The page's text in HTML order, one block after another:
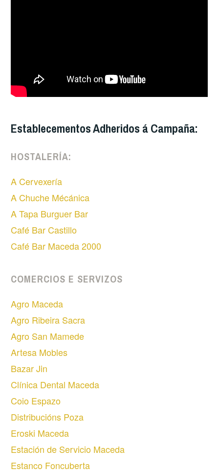
Establecementos Adheridos á Campaña:
HOSTALERÍA:
A Cervexería
A Chuche Mécánica
A Tapa Burguer Bar
Café Bar Castillo
Café Bar Maceda 2000
COMERCIOS E SERVIZOS
Agro Maceda
Agro Ribeira Sacra
Agro San Mamede
Artesa Mobles
Bazar Jin
Clínica Dental Maceda
Coio Espazo
Distribucións Poza
Eroski Maceda
Estación de Servicio Maceda
Estanco Foncuberta